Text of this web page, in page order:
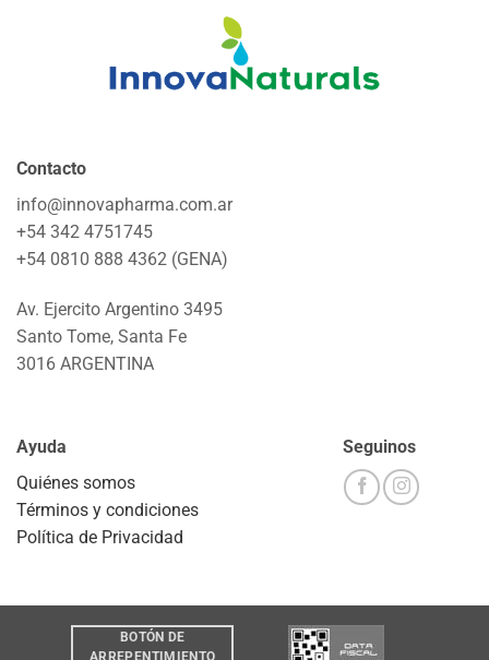
Contacto
info@innovapharma.com.ar
+54 342 4751745
+54 0810 888 4362 (GENA)
Av. Ejercito Argentino 3495
Santo Tome, Santa Fe
3016 ARGENTINA
Ayuda
Quiénes somos
Términos y condiciones
Política de Privacidad
Seguinos
BOTÓN DE
ARREPENTIMIENTO